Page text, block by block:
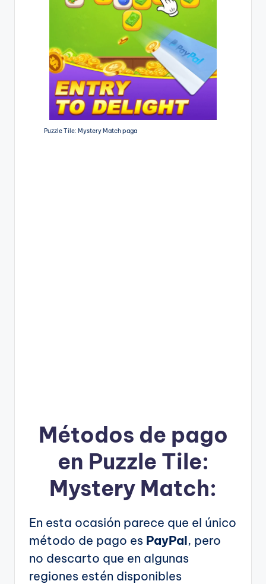
Puzzle Tile: Mystery Match paga
Métodos de pago
en Puzzle Tile:
Mystery Match:
En esta ocasión parece que el único
método de pago es PayPal, pero
no descarto que en algunas
regiones estén disponibles